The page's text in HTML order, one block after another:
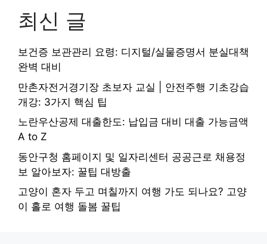
최신 글
보건증 보관관리 요령: 디지털/실물증명서 분실대책
완벽 대비
만촌자전거경기장 초보자 교실 | 안전주행 기초강습
개강: 3가지 핵심 팁
노란우산공제 대출한도: 납입금 대비 대출 가능금액
A to Z
동안구청 홈페이지 및 일자리센터 공공근로 채용정
보 알아보자: 꿀팁 대방출
고양이 혼자 두고 며칠까지 여행 가도 되나요? 고양
이 홀로 여행 돌봄 꿀팁